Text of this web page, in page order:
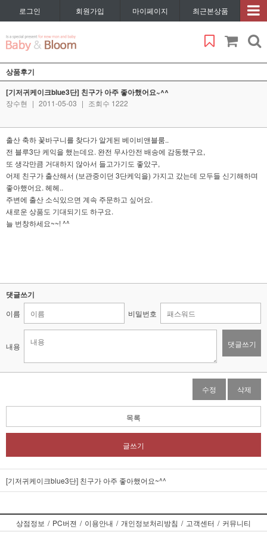
로그인 회원가입 마이페이지 최근본상품
상품후기
[기저귀케이크blue3단] 친구가 아주 좋아했어요~^^
장수현 | 2011-05-03 | 조회수 1222
출산 축하 꽃바구니를 찾다가 알게된 베이비앤블룸..
전 블루3단 케익을 했는데요. 완전 무사안전 배송에 감동했구요,
또 생각만큼 거대하지 않아서 들고가기도 좋았구,
어제 친구가 출산해서 (보관중이던 3단케익을) 가지고 갔는데 모두들 신기해하며
좋아했어요. 헤헤..
주변에 출산 소식있으면 계속 주문하고 싶어요.
새로운 상품도 기대되기도 하구요.
늘 번창하세요~~! ^^
댓글쓰기
이름 비밀번호
내용 댓글쓰기
수정 삭제
목록
글쓰기
[기저귀케이크blue3단] 친구가 아주 좋아했어요~^^
상점정보 / PC버젼 / 이용안내 / 개인정보처리방침 / 고객센터 / 커뮤니티